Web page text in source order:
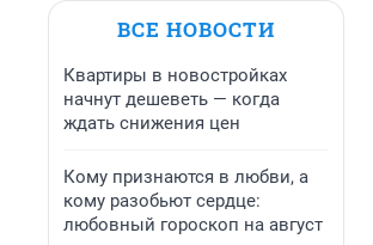
ВСЕ НОВОСТИ
Квартиры в новостройках
начнут дешеветь — когда
ждать снижения цен
Кому признаются в любви, а
кому разобьют сердце:
любовный гороскоп на август